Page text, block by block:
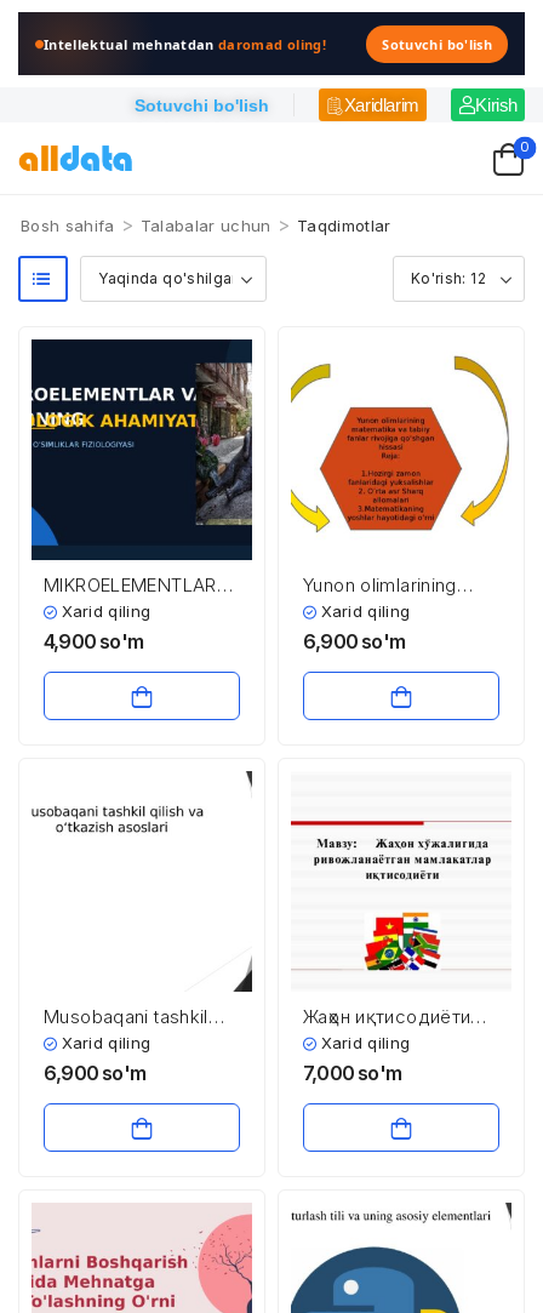
Intellektual mehnatdandaromad oling! Sotuvchi bo'lish
Sotuvchi bo'lish Xaridlarim Kirish
0
Bosh sahifa > Talabalar uchun > Taqdimotlar
MIKROELEMENTLAR
VA ULARNING
FIZIOLOGIK
| O’SIMLIKLAR
FIZIOLOGIYASI 1
Xarid qiling
4,900 so'm
Yunon olimlarining
matematika va tabiiy
fanlar rivojiga
Xarid qiling
6,900 so'm
Musobaqani tashkil
qilish va o‘tkazish
asoslari
Xarid qiling
6,900 so'm
Жаҳон иқтисодиётида
ривожланаётган
мамлакатлар
Xarid qiling
7,000 so'm